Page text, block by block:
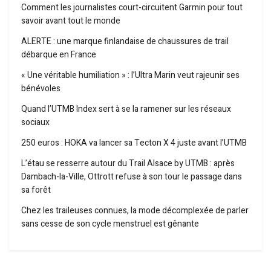
Comment les journalistes court-circuitent Garmin pour tout
savoir avant tout le monde
ALERTE : une marque finlandaise de chaussures de trail
débarque en France
« Une véritable humiliation » : l’Ultra Marin veut rajeunir ses
bénévoles
Quand l’UTMB Index sert à se la ramener sur les réseaux
sociaux
250 euros : HOKA va lancer sa Tecton X 4 juste avant l’UTMB
L’étau se resserre autour du Trail Alsace by UTMB : après
Dambach-la-Ville, Ottrott refuse à son tour le passage dans
sa forêt
Chez les traileuses connues, la mode décomplexée de parler
sans cesse de son cycle menstruel est gênante